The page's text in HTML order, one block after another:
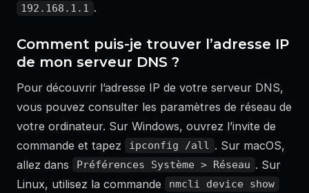
192.168.1.1 .
Comment puis-je trouver l’adresse IP
de mon serveur DNS ?
Pour découvrir l’adresse IP de votre serveur DNS,
vous pouvez consulter les paramètres de réseau de
votre ordinateur. Sur Windows, ouvrez l’invite de
commande et tapez
ipconfig /all . Sur macOS,
allez dans
Préférences Système > Réseau . Sur
Linux, utilisez la commande
nmcli device show